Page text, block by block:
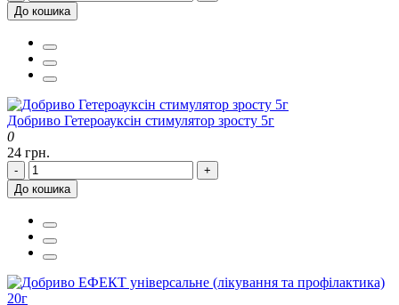
До кошика
Добриво Гетероауксін стимулятор зросту 5г
0
24 грн.
-
+
До кошика